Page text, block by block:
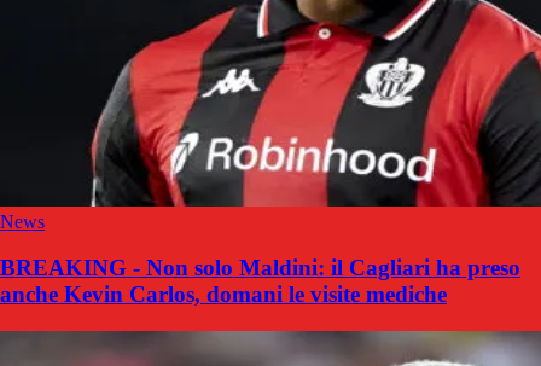
News
BREAKING - Non solo Maldini: il Cagliari ha preso
anche Kevin Carlos, domani le visite mediche